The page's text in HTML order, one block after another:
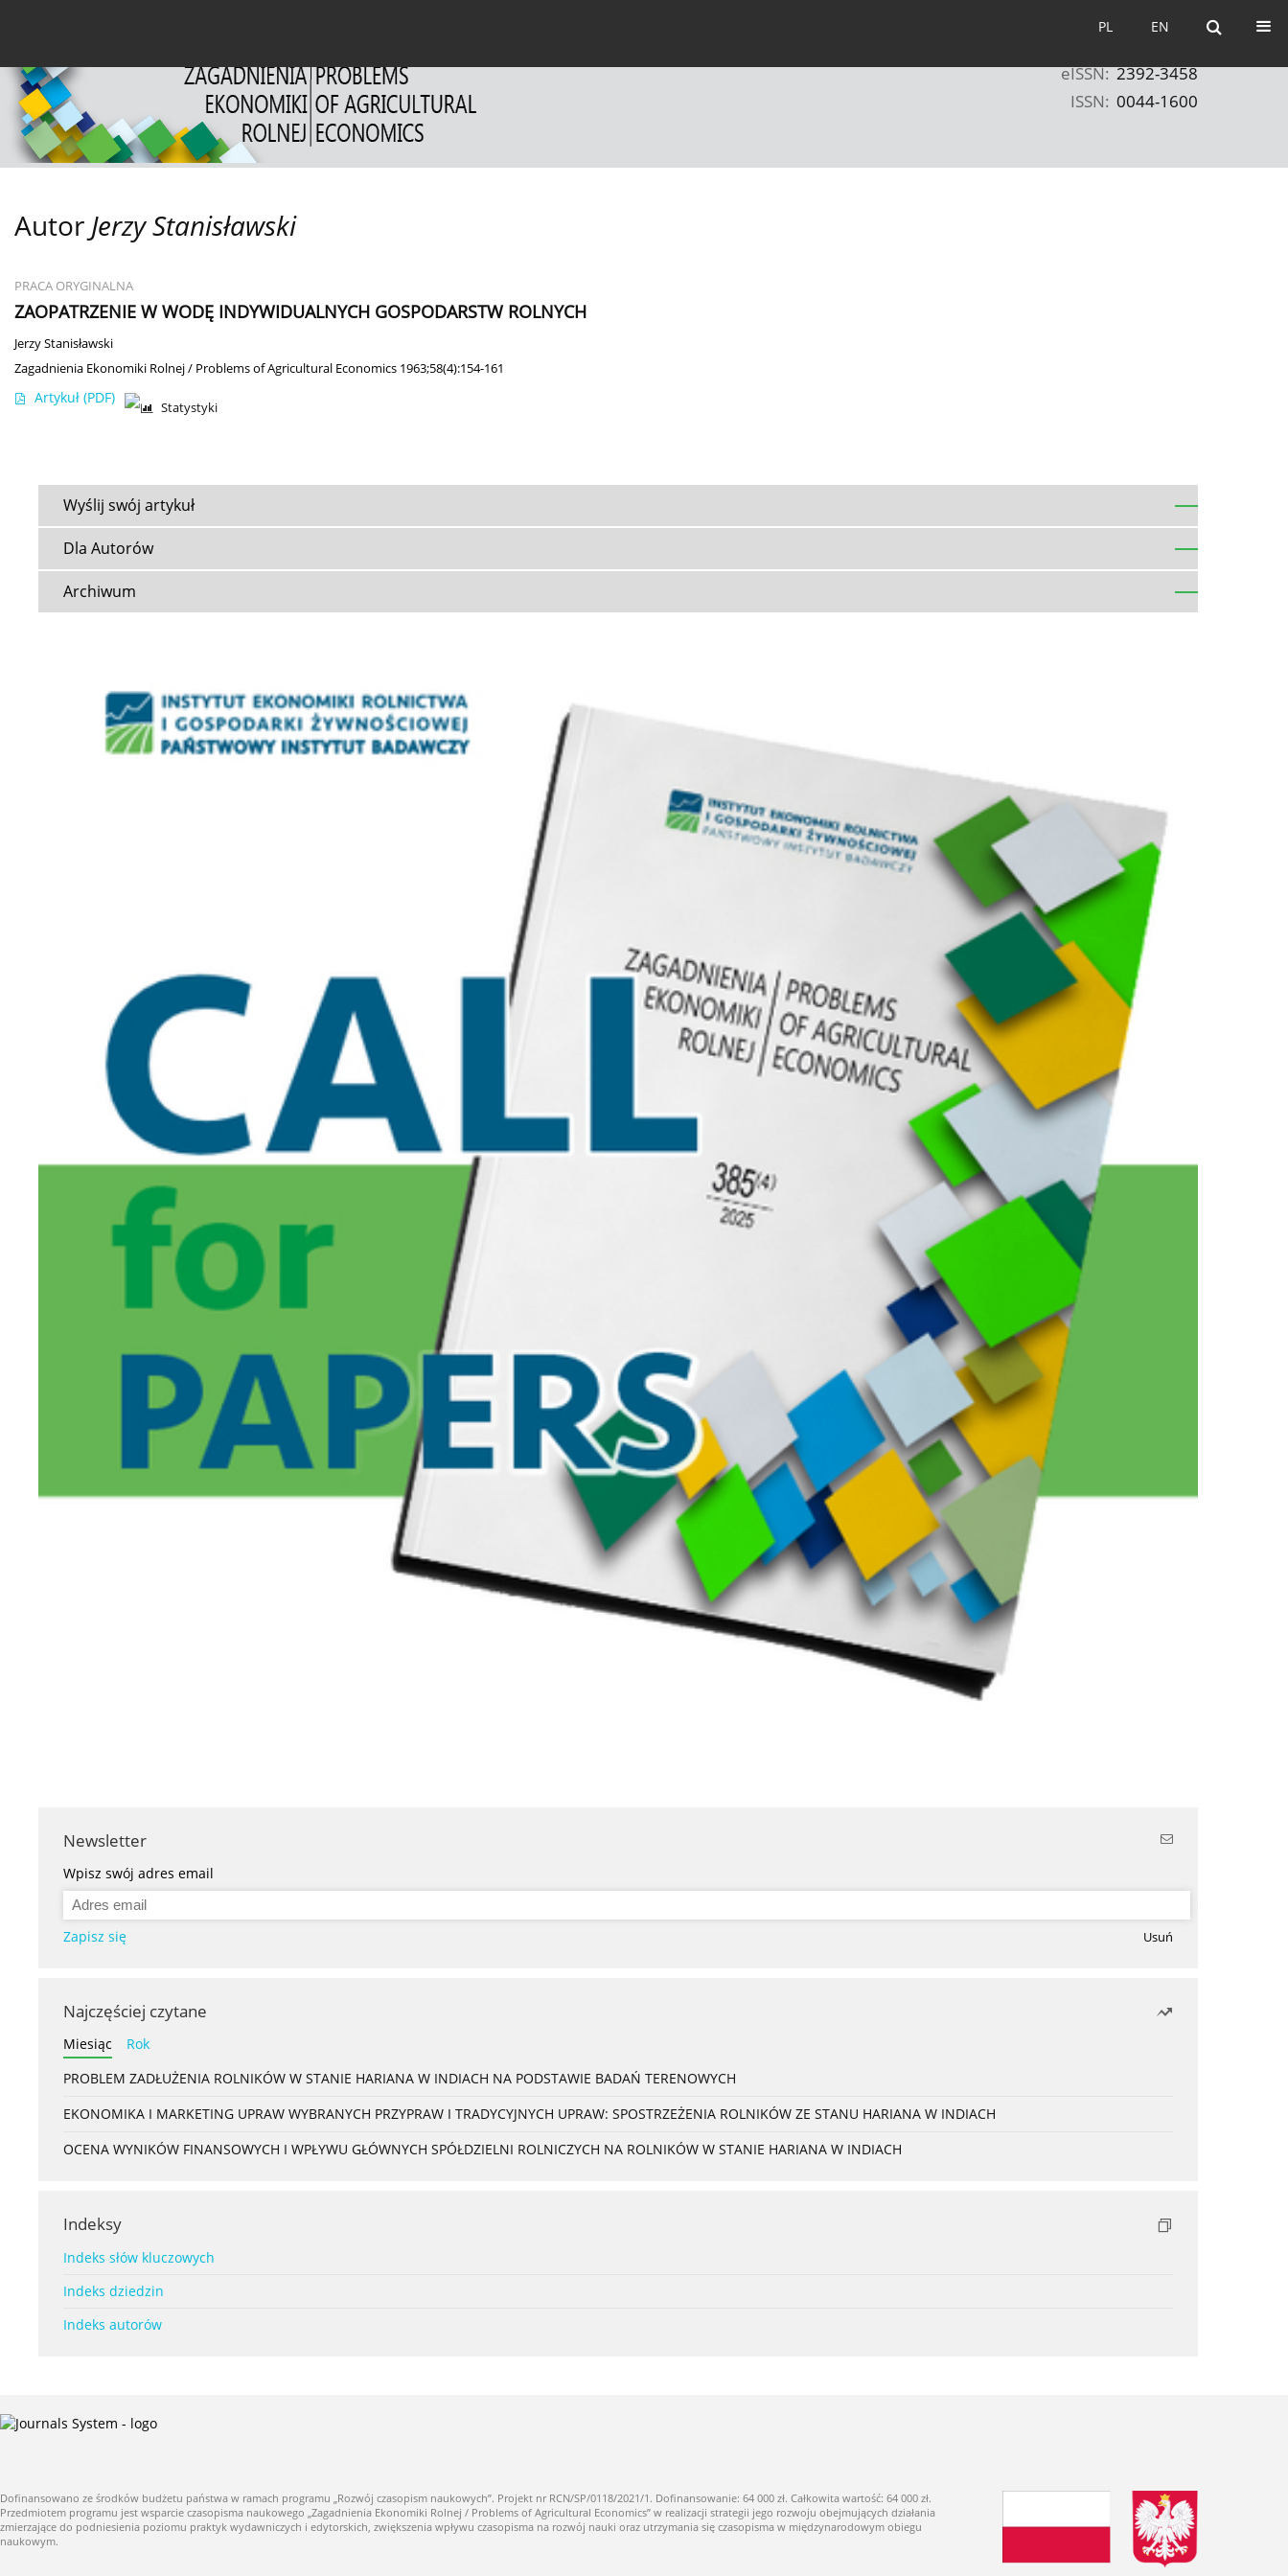
EN
PL EN
PL
eISSN: 2392-3458
ISSN: 0044-1600
Autor Jerzy Stanisławski
PRACA ORYGINALNA
ZAOPATRZENIE W WODĘ INDYWIDUALNYCH GOSPODARSTW ROLNYCH
Jerzy Stanisławski
Zagadnienia Ekonomiki Rolnej / Problems of Agricultural Economics 1963;58(4):154-161
Artykuł (PDF)
Statystyki
Wyślij swój artykuł
Dla Autorów
Archiwum
Newsletter
Wpisz swój adres email
Zapisz się Usuń
Najczęściej czytane
Miesiąc
Rok
PROBLEM ZADŁUŻENIA ROLNIKÓW W STANIE HARIANA W INDIACH NA PODSTAWIE BADAŃ TERENOWYCH
EKONOMIKA I MARKETING UPRAW WYBRANYCH PRZYPRAW I TRADYCYJNYCH UPRAW: SPOSTRZEŻENIA ROLNIKÓW ZE STANU HARIANA W INDIACH
OCENA WYNIKÓW FINANSOWYCH I WPŁYWU GŁÓWNYCH SPÓŁDZIELNI ROLNICZYCH NA ROLNIKÓW W STANIE HARIANA W INDIACH
Indeksy
Indeks słów kluczowych
Indeks dziedzin
Indeks autorów
Dofinansowano ze środków budżetu państwa w ramach programu „Rozwój czasopism naukowych”. Projekt nr RCN/SP/0118/2021/1. Dofinansowanie: 64 000 zł. Całkowita wartość: 64 000 zł.
Przedmiotem programu jest wsparcie czasopisma naukowego „Zagadnienia Ekonomiki Rolnej / Problems of Agricultural Economics” w realizacji strategii jego rozwoju obejmujących działania
zmierzające do podniesienia poziomu praktyk wydawniczych i edytorskich, zwiększenia wpływu czasopisma na rozwój nauki oraz utrzymania się czasopisma w międzynarodowym obiegu
naukowym.